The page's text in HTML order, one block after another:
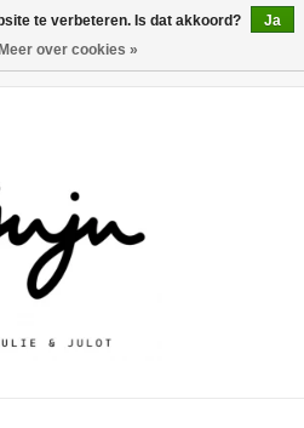
te verbeteren. Is dat akkoord?
Ja
Meer over cookies »